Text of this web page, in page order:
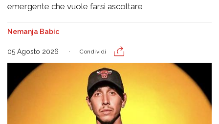
emergente che vuole farsi ascoltare
Nemanja Babic
05 Agosto 2026 Condividi